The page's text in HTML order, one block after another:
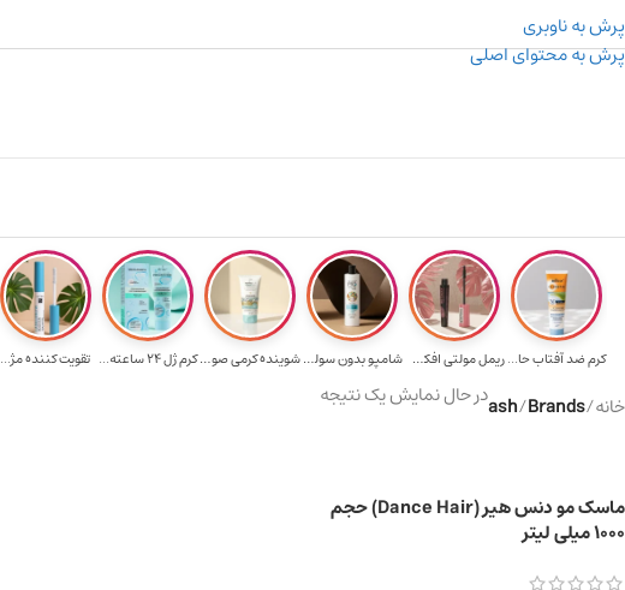
پرش به ناوبری
پرش به محتوای اصلی
۳۰۰ میسکوین (۳۰ هزار تومن) هدیه خرید اول
کرم ضد آفتاب حا... ریمل مولتی افکت... شامپو بدون سولف... شوینده کرمی صور...کرم ژل ۲۴ ساعته... تقویت‌ کننده مژ...
خانه/
Brands
/
ashدر حال نمایش یک نتیجه
ماسک مو دنس هیر (Dance Hair) حجم
۱۰۰۰ میلی لیتر